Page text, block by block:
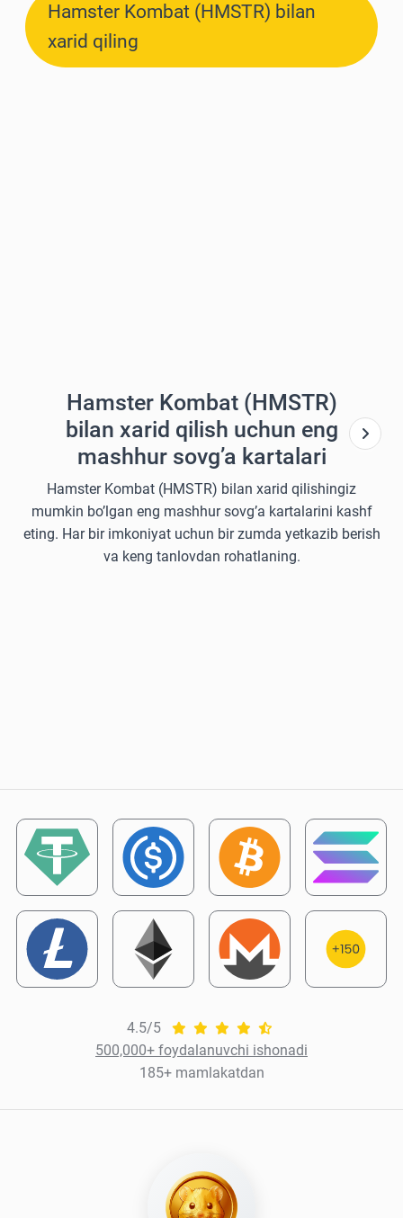
Hamster Kombat (HMSTR) bilan
xarid qiling
Hamster Kombat (HMSTR)
bilan xarid qilish uchun eng
mashhur sovg’a kartalari
Hamster Kombat (HMSTR) bilan xarid qilishingiz
mumkin bo’lgan eng mashhur sovg’a kartalarini kashf
eting. Har bir imkoniyat uchun bir zumda yetkazib berish
va keng tanlovdan rohatlaning.
4.5/5
500,000+ foydalanuvchi ishonadi
185+ mamlakatdan